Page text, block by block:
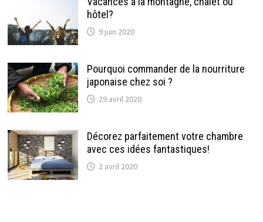
hôtel?
9 juin 2020
Pourquoi commander de la nourriture
japonaise chez soi ?
29 avril 2020
Décorez parfaitement votre chambre
avec ces idées fantastiques!
2 avril 2020